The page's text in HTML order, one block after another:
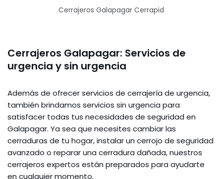
Cerrajeros Galapagar Cerrapid
Cerrajeros Galapagar: Servicios de
urgencia y sin urgencia
Además de ofrecer servicios de cerrajería de urgencia,
también brindamos servicios sin urgencia para
satisfacer todas tus necesidades de seguridad en
Galapagar. Ya sea que necesites cambiar las
cerraduras de tu hogar, instalar un cerrojo de seguridad
avanzado o reparar una cerradura dañada, nuestros
cerrajeros expertos están preparados para ayudarte
en cualquier momento.